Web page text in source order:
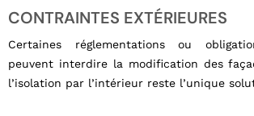
CONTRAINTES EXTÉRIEURES
Certaines réglementations ou
peuvent interdire la modification des
l’isolation par l’intérieur reste l’unique